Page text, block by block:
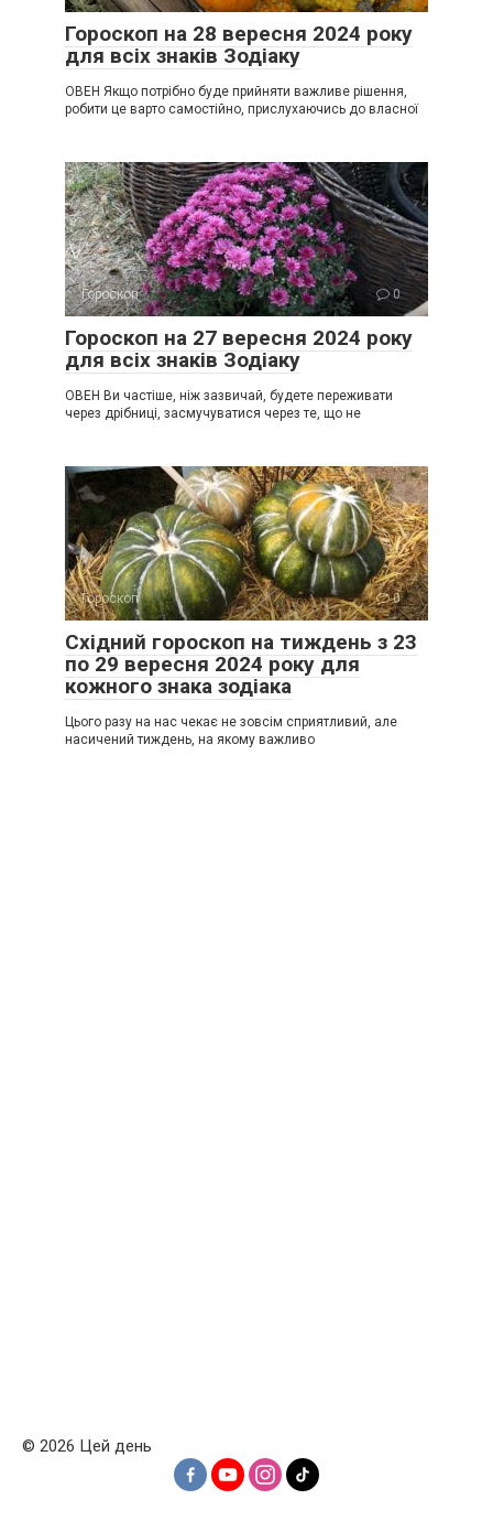
Гороскоп на 28 вересня 2024 року
для всіх знаків Зодіаку
ОВЕН Якщо потрібно буде прийняти важливе рішення,
робити це варто самостійно, прислухаючись до власної
Гороскоп 0
Гороскоп на 27 вересня 2024 року
для всіх знаків Зодіаку
ОВЕН Ви частіше, ніж зазвичай, будете переживати
через дрібниці, засмучуватися через те, що не
Гороскоп 0
Східний гороскоп на тиждень з 23
по 29 вересня 2024 року для
кожного знака зодіака
Цього разу на нас чекає не зовсім сприятливий, але
насичений тиждень, на якому важливо
© 2026 Цей день